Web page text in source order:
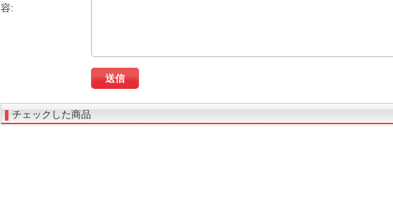
容:
チェックした商品